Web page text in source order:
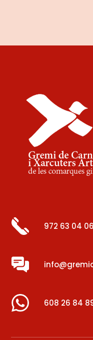
972 63 04 06
608 26 84